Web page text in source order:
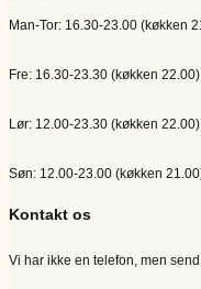
Man-Tor: 16.30-23.00 (køkken
Fre: 16.30-23.30 (køkken 22.00)
Lør: 12.00-23.30 (køkken 22.00)
Søn: 12.00-23.00 (køkken
Kontakt os
Vi har ikke en telefon, men